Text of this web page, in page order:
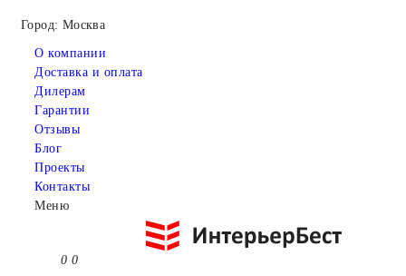
Город: Москва
О компании
Доставка и оплата
Дилерам
Гарантии
Отзывы
Блог
Проекты
Контакты
Меню
0 0